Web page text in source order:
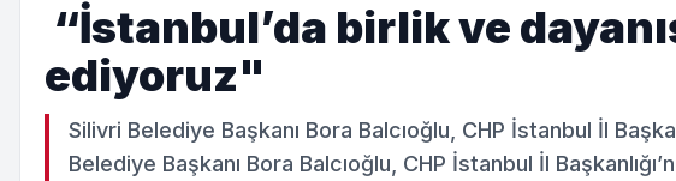
“İstanbul’da birlik ve
ediyoruz"
Silivri Belediye Başkanı Bora Balcıoğlu, CHP İstanbul İl
Belediye Başkanı Bora Balcıoğlu, CHP İstanbul İl